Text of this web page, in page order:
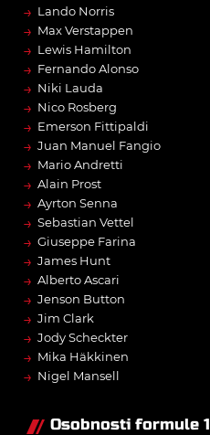
→ Lando Norris
→ Max Verstappen
→ Lewis Hamilton
→ Fernando Alonso
→ Niki Lauda
→ Nico Rosberg
→ Emerson Fittipaldi
→ Juan Manuel Fangio
→ Mario Andretti
→ Alain Prost
→ Ayrton Senna
→ Sebastian Vettel
→ Giuseppe Farina
→ James Hunt
→ Alberto Ascari
→ Jenson Button
→ Jim Clark
→ Jody Scheckter
→ Mika Häkkinen
→ Nigel Mansell
Osobnosti formule 1